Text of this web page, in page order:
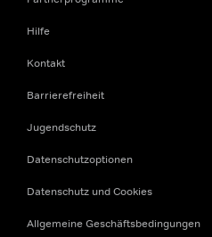
Hilfe
Kontakt
Barrierefreiheit
Jugendschutz
Datenschutzoptionen
Datenschutz und Cookies
Allgemeine Geschäftsbedingungen